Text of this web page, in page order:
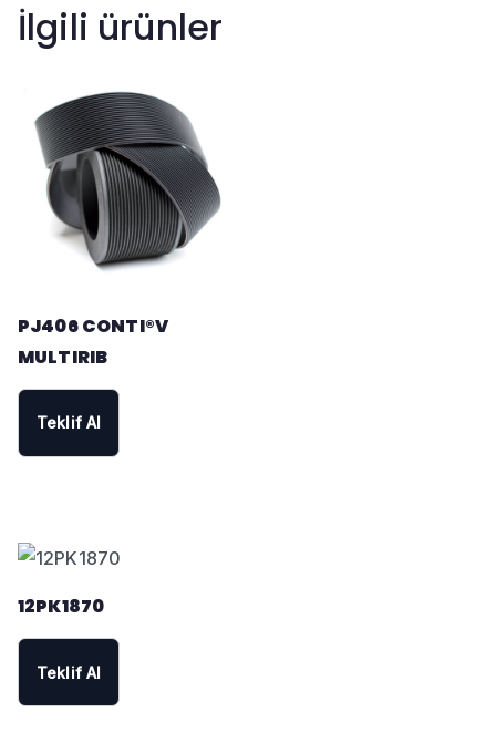
İlgili ürünler
PJ406 CONTI®V
MULTIRIB
Teklif Al
12PK1870
Teklif Al